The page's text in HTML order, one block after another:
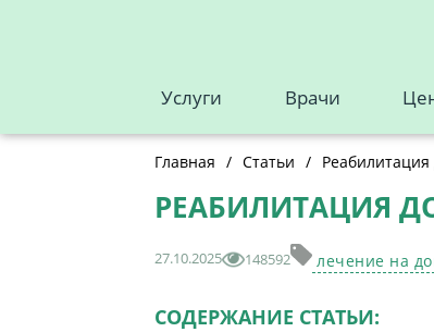
Услуги Врачи
Главная / Статьи /
РЕАБИЛИТАЦИЯ
27.10.2025 148592 лечение на
СОДЕРЖАНИЕ СТАТЬИ: